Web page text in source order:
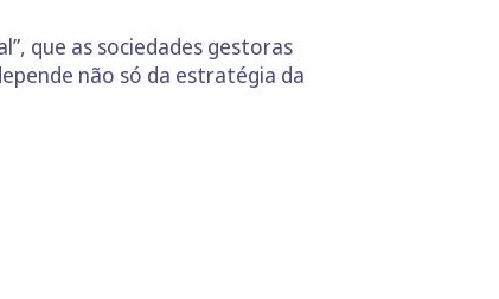
que as sociedades gestoras
não só da estratégia da